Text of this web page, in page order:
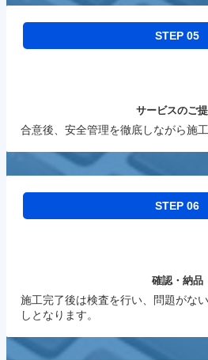
STEP 05
サービスのご
合意後、安全管理を徹底しながら施工
STEP 06
確認・納品
施工完了後は検査を行い、問題がな
しとなります。